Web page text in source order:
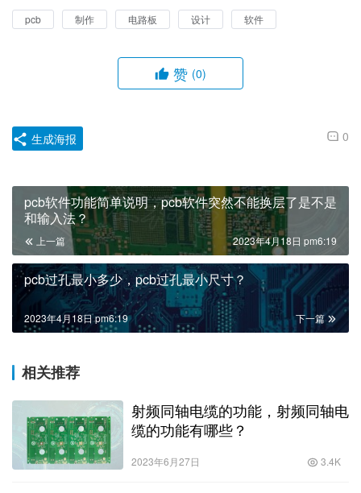
pcb 制作 电路板 设计 软件
赞 (0)
0
生成海报
pcb软件功能简单说明，pcb软件突然不能换层了是不是
和输入法？
上一篇 2023年4月18日 pm6:19
pcb过孔最小多少，pcb过孔最小尺寸？
下一篇
2023年4月18日 pm6:19
相关推荐
射频同轴电缆的功能，射频同轴电
缆的功能有哪些？
2023年6月27日 3.4K